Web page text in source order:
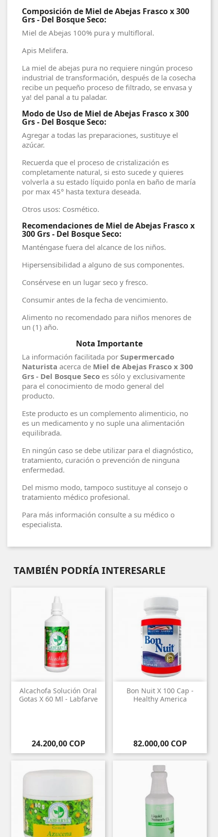
Composición de Miel de Abejas Frasco x 300
Grs - Del Bosque Seco:
Miel de Abejas 100% pura y multifloral.
Apis Melifera.
La miel de abejas pura no requiere ningún proceso
industrial de transformación, después de la cosecha
recibe un pequeño proceso de filtrado, se envasa y
ya! del panal a tu paladar.
Modo de Uso de Miel de Abejas Frasco x 300
Grs - Del Bosque Seco:
Agregar a todas las preparaciones, sustituye el
azúcar.
Recuerda que el proceso de cristalización es
completamente natural, si esto sucede y quieres
volverla a su estado líquido ponla en baño de maría
por max 45° hasta textura deseada.
Otros usos: Cosmético.
Recomendaciones de Miel de Abejas Frasco x
300 Grs - Del Bosque Seco:
Manténgase fuera del alcance de los niños.
Hipersensibilidad a alguno de sus componentes.
Consérvese en un lugar seco y fresco.
Consumir antes de la fecha de vencimiento.
Alimento no recomendado para niños menores de
un (1) año.
Nota Importante
La información facilitada por Supermercado
Naturista acerca de Miel de Abejas Frasco x 300
Grs - Del Bosque Seco es sólo y exclusivamente
para el conocimiento de modo general del
producto.
Este producto es un complemento alimenticio, no
es un medicamento y no suple una alimentación
equilibrada.
En ningún caso se debe utilizar para el diagnóstico,
tratamiento, curación o prevención de ninguna
enfermedad.
Del mismo modo, tampoco sustituye al consejo o
tratamiento médico profesional.
Para más información consulte a su médico o
especialista.
TAMBIÉN PODRÍA INTERESARLE
Alcachofa Solución Oral
Gotas X 60 Ml - Labfarve
Precio
24.200,00 COP
Bon Nuit X 100 Cap -
Healthy America
Precio
82.000,00 COP